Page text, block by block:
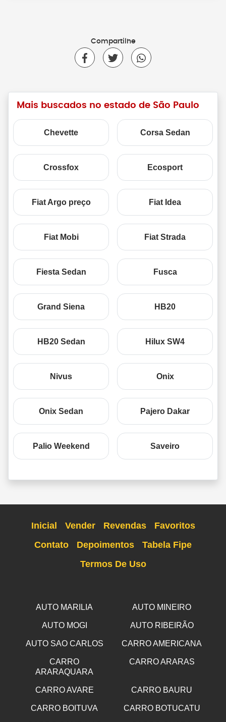
Compartilhe
Mais buscados no estado de São Paulo
Chevette Corsa Sedan
Crossfox Ecosport
Fiat Argo preço Fiat Idea
Fiat Mobi Fiat Strada
Fiesta Sedan Fusca
Grand Siena HB20
HB20 Sedan Hilux SW4
Nivus Onix
Onix Sedan Pajero Dakar
Palio Weekend Saveiro
Inicial Vender Revendas
Favoritos
Contato
Depoimentos
Tabela Fipe
Termos De Uso
AUTO MARILIA AUTO MINEIRO
AUTO MOGI AUTO RIBEIRÃO
AUTO SAO CARLOS CARRO AMERICANA
CARRO
ARARAQUARA
CARRO ARARAS
CARRO AVARE CARRO BAURU
CARRO BOITUVA CARRO BOTUCATU